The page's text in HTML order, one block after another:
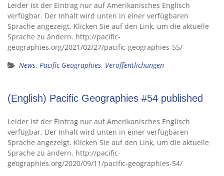
Leider ist der Eintrag nur auf Amerikanisches Englisch
verfügbar. Der Inhalt wird unten in einer verfügbaren
Sprache angezeigt. Klicken Sie auf den Link, um die aktuelle
Sprache zu ändern. http://pacific-
geographies.org/2021/02/27/pacific-geographies-55/
News, Pacific Geographies, Veröffentlichungen
(English) Pacific Geographies #54 published
Leider ist der Eintrag nur auf Amerikanisches Englisch
verfügbar. Der Inhalt wird unten in einer verfügbaren
Sprache angezeigt. Klicken Sie auf den Link, um die aktuelle
Sprache zu ändern. http://pacific-
geographies.org/2020/09/11/pacific-geographies-54/